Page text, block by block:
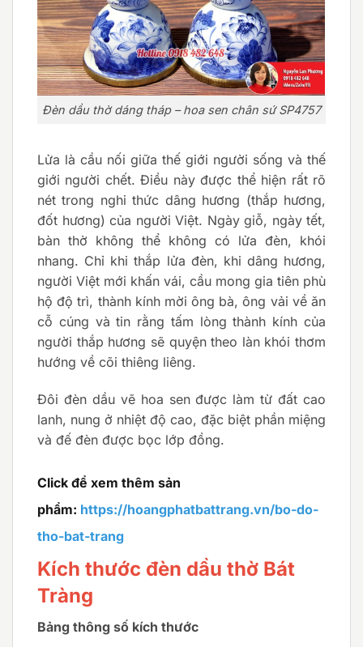
Đèn dầu thờ dáng tháp – hoa sen chân sứ SP4757
Lửa là cầu nối giữa thế giới người sống và thế
giới người chết. Điều này được thể hiện rất rõ
nét trong nghi thức dâng hương (thắp hương,
đốt hương) của người Việt. Ngày giỗ, ngày tết,
bàn thờ không thể không có lửa đèn, khói
nhang. Chỉ khi thắp lửa đèn, khi dâng hương,
người Việt mới khấn vái, cầu mong gia tiên phù
hộ độ trì, thành kính mời ông bà, ông vải về ăn
cỗ cúng và tin rằng tấm lòng thành kính của
người thắp hương sẽ quyện theo làn khói thơm
hướng về cõi thiêng liêng.
Đôi đèn dầu vẽ hoa sen được làm từ đất cao
lanh, nung ở nhiệt độ cao, đặc biệt phần miệng
và đế đèn được bọc lớp đồng.
Click để xem thêm sản
phẩm: https://hoangphatbattrang.vn/bo-do-
tho-bat-trang
Kích thước đèn dầu thờ Bát
Tràng
Bảng thông số kích thước